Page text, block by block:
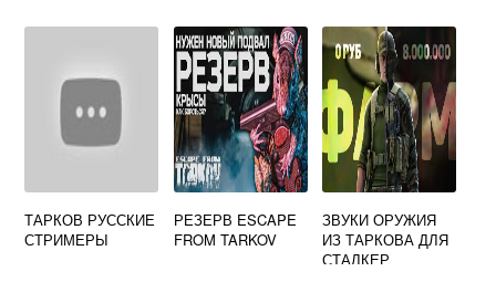
ТАРКОВ РУССКИЕ
СТРИМЕРЫ
РЕЗЕРВ ESCAPE
FROM TARKOV
ЗВУКИ ОРУЖИЯ
ИЗ ТАРКОВА ДЛЯ
СТАЛКЕР